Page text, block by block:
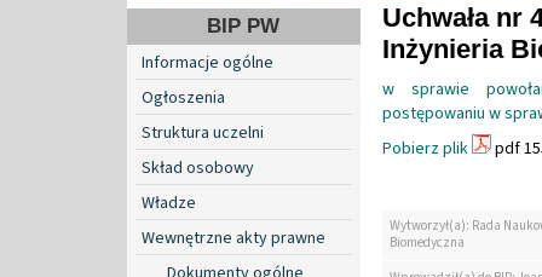
BIP PW
Informacje ogólne
Ogłoszenia
Struktura uczelni
Skład osobowy
Władze
Wewnętrzne akty prawne
Uchwała nr
Inżynieria
w sprawie
postępowaniu w
Pobierz plik
pdf
Wytworzył(a): Rada
Biomedyczna